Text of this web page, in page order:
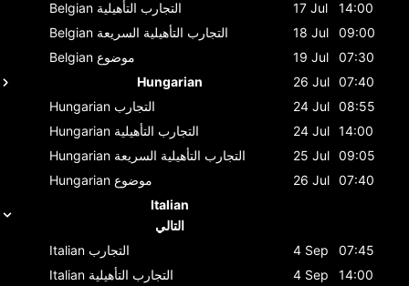
Belgian التجارب التأهيلية 17 Jul
14:00
Belgian التجارب التأهيلية السريعة 18 Jul
09:00
Belgian موضوع 19 Jul
07:30
Hungarian
26 Jul 07:40
Hungarian التجارب 24 Jul 08:55
Hungarian التجارب التأهيلية 24 Jul 14:00
Hungarian التجارب التأهيلية السريعة 25 Jul 09:05
Hungarian موضوع 26 Jul 07:40
Italian
التالي
Italian التجارب 4 Sep
07:45
Italian التجارب التأهيلية 4 Sep
14:00